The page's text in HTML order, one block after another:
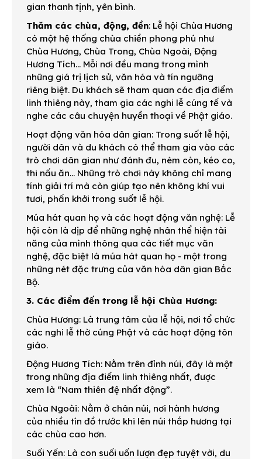
gian thanh tịnh, yên bình.
Thăm các chùa, động, đền: Lễ hội Chùa Hương
có một hệ thống chùa chiền phong phú như
Chùa Hương, Chùa Trong, Chùa Ngoài, Động
Hương Tích... Mỗi nơi đều mang trong mình
những giá trị lịch sử, văn hóa và tín ngưỡng
riêng biệt. Du khách sẽ tham quan các địa điểm
linh thiêng này, tham gia các nghi lễ cúng tế và
nghe các câu chuyện huyền thoại về Phật giáo.
Hoạt động văn hóa dân gian: Trong suốt lễ hội,
người dân và du khách có thể tham gia vào các
trò chơi dân gian như đánh đu, ném còn, kéo co,
thi nấu ăn... Những trò chơi này không chỉ mang
tính giải trí mà còn giúp tạo nên không khí vui
tươi, phấn khởi trong suốt lễ hội.
Múa hát quan họ và các hoạt động văn nghệ: Lễ
hội còn là dịp để những nghệ nhân thể hiện tài
năng của mình thông qua các tiết mục văn
nghệ, đặc biệt là múa hát quan họ - một trong
những nét đặc trưng của văn hóa dân gian Bắc
Bộ.
3. Các điểm đến trong lễ hội Chùa Hương:
Chùa Hương: Là trung tâm của lễ hội, nơi tổ chức
các nghi lễ thờ cúng Phật và các hoạt động tôn
giáo.
Động Hương Tích: Nằm trên đỉnh núi, đây là một
trong những địa điểm linh thiêng nhất, được
xem là “Nam thiên đệ nhất động”.
Chùa Ngoài: Nằm ở chân núi, nơi hành hương
của nhiều tín đồ trước khi lên núi thắp hương tại
các chùa cao hơn.
Suối Yến: Là con suối uốn lượn đẹp tuyệt vời, du